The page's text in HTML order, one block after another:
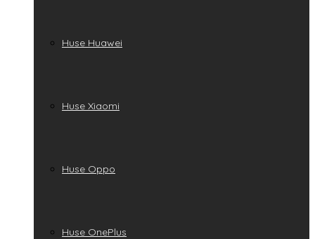
Huse Huawei
Huse Xiaomi
Huse Oppo
Huse OnePlus